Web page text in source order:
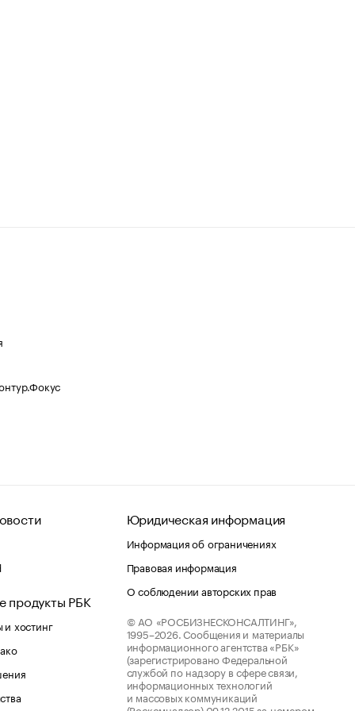
продукты РБК
хостинг
Юридическая информация
Информация об ограничениях
Правовая информация
О соблюдении авторских прав
© АО «РОСБИЗНЕСКОНСАЛТИНГ»,
1995–2026. Сообщения и материалы
информационного агентства «РБК»
(зарегистрировано Федеральной
службой по надзору в сфере связи,
информационных технологий
и массовых коммуникаций